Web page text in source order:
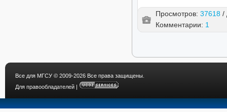
Просмотров: 37618 /
Комментарии: 1
Все для МГСУ© 2009-2026 Все права защищены.
Для правообладателей|